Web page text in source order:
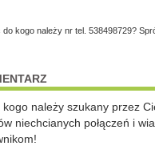
do kogo należy nr tel. 538498729?
należy szukany przez
niechcianych połączeń i